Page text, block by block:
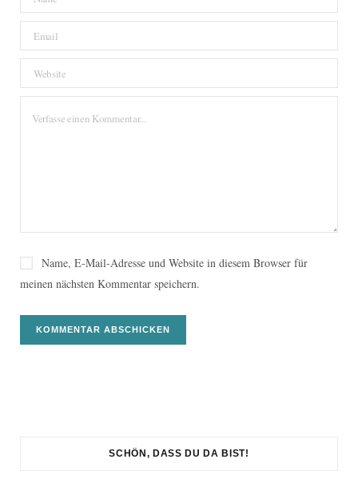
Name, E-Mail-Adresse und Website in diesem Browser für
meinen nächsten Kommentar speichern.
SCHÖN, DASS DU DA BIST!